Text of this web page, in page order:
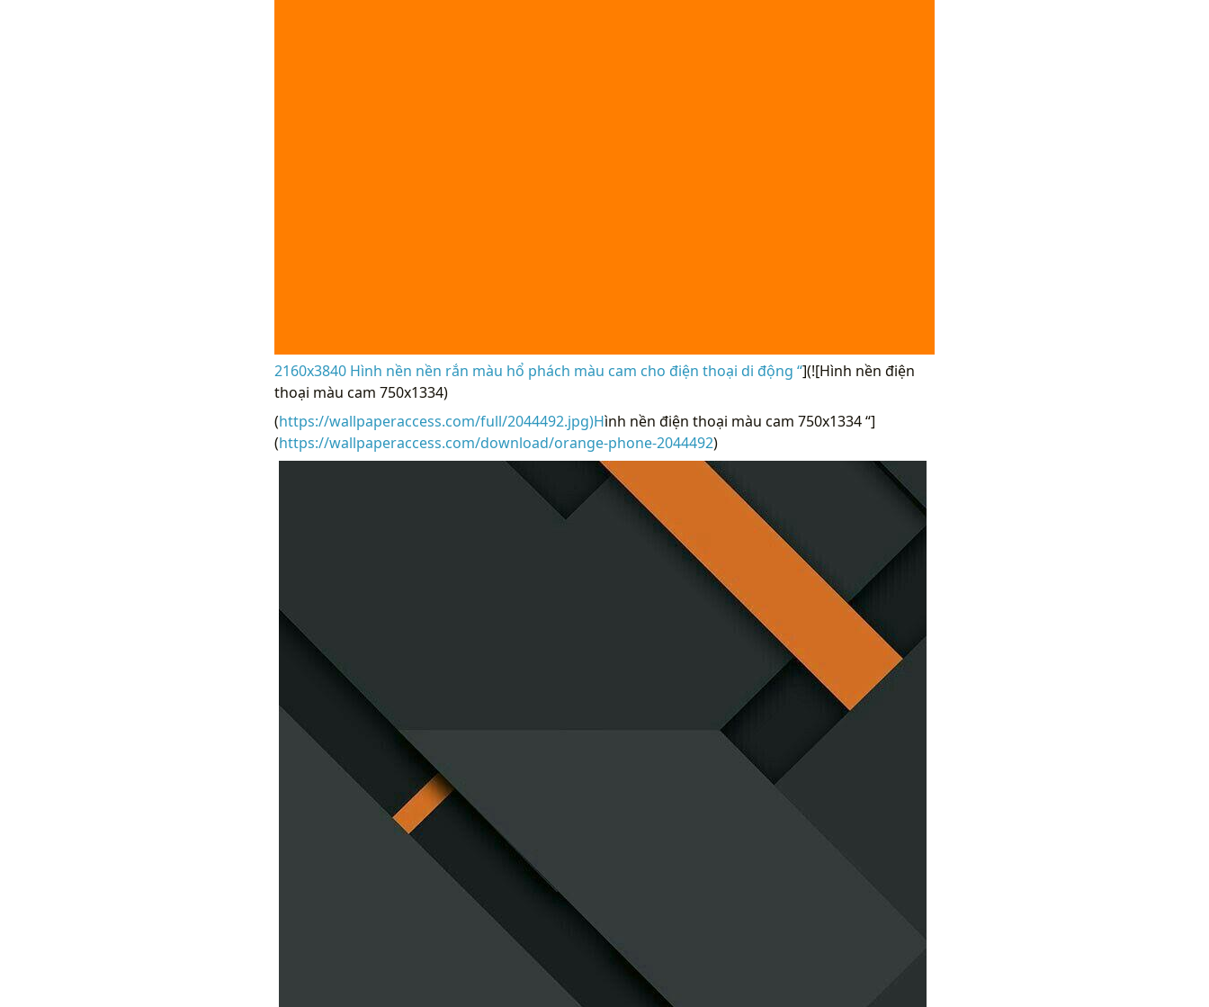
2160x3840 Hình nền nền rắn màu hổ phách màu cam cho điện thoại di động “](![Hình nền điện
thoại màu cam 750x1334)
(https://wallpaperaccess.com/full/2044492.jpg)Hình nền điện thoại màu cam 750x1334 “]
(https://wallpaperaccess.com/download/orange-phone-2044492)